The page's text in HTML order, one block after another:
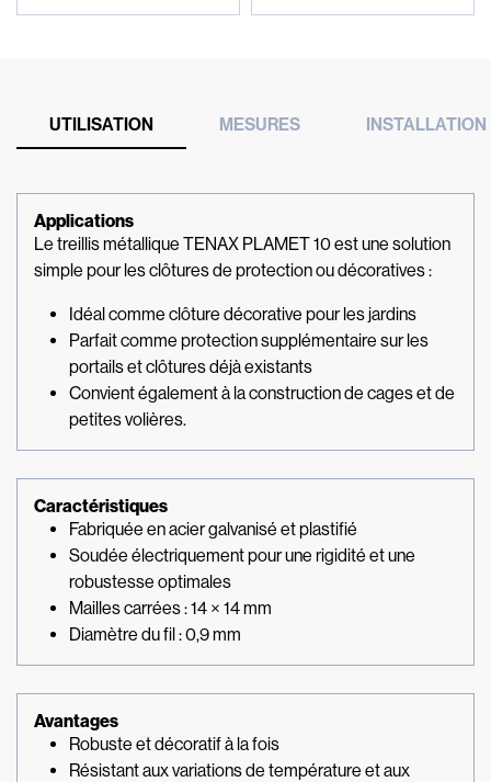
UTILISATION MESURES INSTALLATION
Applications
Le treillis métallique TENAX PLAMET 10 est une solution
simple pour les clôtures de protection ou décoratives :
Idéal comme clôture décorative pour les jardins
Parfait comme protection supplémentaire sur les
portails et clôtures déjà existants
Convient également à la construction de cages et de
petites volières.
Caractéristiques
Fabriquée en acier galvanisé et plastifié
Soudée électriquement pour une rigidité et une
robustesse optimales
Mailles carrées : 14 × 14 mm
Diamètre du fil : 0,9 mm
Avantages
Robuste et décoratif à la fois
Résistant aux variations de température et aux